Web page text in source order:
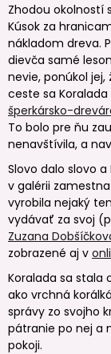
Zhodou okolností
Kúsok za
nákladom dreva.
dievča samé
nevie, ponúkol jej,
ceste sa
šperkársko-
To bolo pre ňu
nenavštívila, a
Slovo dalo slovo
v galérii
vyrobila nejaký
vydávať za svoj
Zuzana
zobrazené aj v
Koralada sa stala
ako vrchná
správy zo svojho
pátranie po nej a
pokoji.